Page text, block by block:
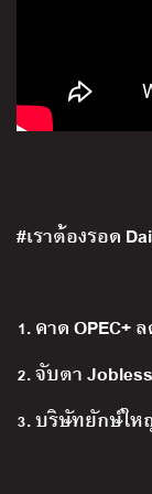
#เราต้องรอด
1. คาด OPEC+
2. จับตา
3. บริษัทยักษ์ให